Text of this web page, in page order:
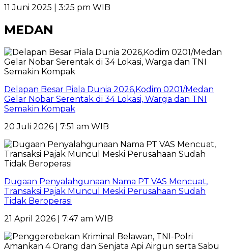
11 Juni 2025 | 3:25 pm WIB
MEDAN
Delapan Besar Piala Dunia 2026,Kodim 0201/Medan
Gelar Nobar Serentak di 34 Lokasi, Warga dan TNI
Semakin Kompak
20 Juli 2026 | 7:51 am WIB
Dugaan Penyalahgunaan Nama PT VAS Mencuat,
Transaksi Pajak Muncul Meski Perusahaan Sudah
Tidak Beroperasi
21 April 2026 | 7:47 am WIB